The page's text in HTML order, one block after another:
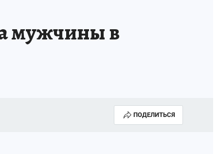
мужчины в
ПОДЕЛИТЬСЯ